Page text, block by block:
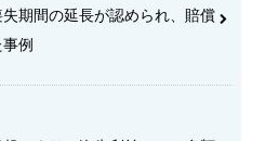
期間の延長が認められ、賠償
例